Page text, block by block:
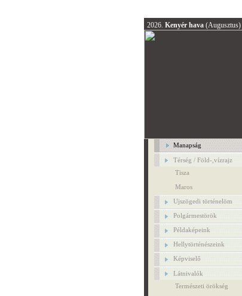
2026. Kenyér hava (Augusztus)
Manapság
Térség / Föld-,vízrajz
Tisza
Maros
Ujszögedi történelöm
Polgármestörök
Példaképeink
Hellytörténészeink
Képviselő
Látnivalók
Természeti örökség